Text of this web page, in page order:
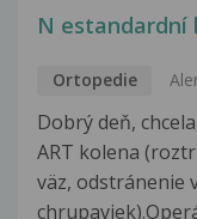
N estandardní
Ortopedie
Dobrý deň,
ART kolena
väz, odstránenie